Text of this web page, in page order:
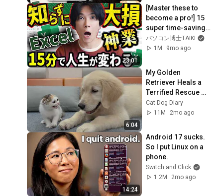
23:01
[Master these to
become a pro!] 15
super time-saving
Excel tips from the
pros [A 15-minute
パソコン博士TAIKI
1M
9mo ago
6:04
My Golden
Retriever Heals a
Terrified Rescue
Kitten in Just 3
Meetings!
Cat Dog Diary
11M
2mo ago
14:24
Android 17 sucks.
So I put Linux on a
phone.
Switch and Click
1.2M
2mo ago